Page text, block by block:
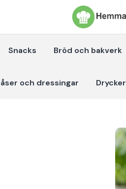
Snacks Bröd och bakverk
och dressingar Drycker